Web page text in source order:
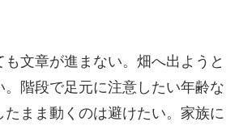
文章が進まない。畑へ出ようと
。階段で足元に注意したい年齢な
たまま動くのは避けたい。家族に